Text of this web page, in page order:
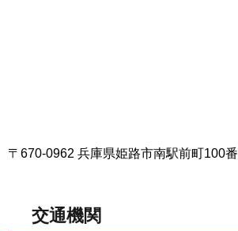
〒670-0962 兵庫県姫路市南駅前町100番
交通機関